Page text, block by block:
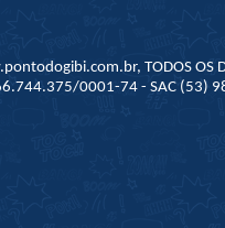
TODOS OS
0001-74 - SAC